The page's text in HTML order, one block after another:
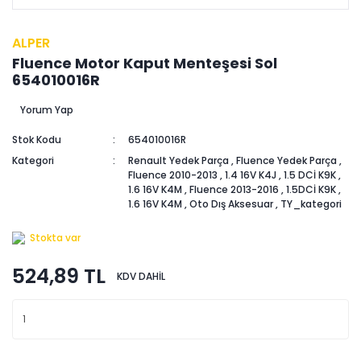
ALPER
Fluence Motor Kaput Menteşesi Sol
654010016R
Yorum Yap
Stok Kodu
654010016R
Kategori
Renault Yedek Parça ,Fluence Yedek Parça ,
Fluence 2010-2013 ,1.4 16V K4J,1.5 DCİ K9K,
1.6 16V K4M ,Fluence 2013-2016 ,1.5DCİ K9K,
1.6 16V K4M ,Oto Dış Aksesuar, TY_kategori
Stokta var
524,89 TL KDV DAHİL